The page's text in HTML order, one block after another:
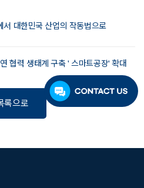
서 대한민국 산업의 작동법으로
협력 생태계 구축 ' 스마트공장' 확대
록으로